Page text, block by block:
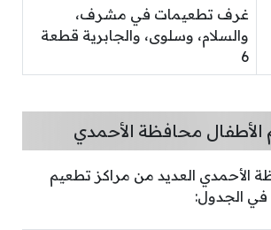
غرف تطعيمات في مشرف،
والسلام، وسلوى، والجابرية قطعة
6
الأطفال محافظة الأحمدي
الأحمدي العديد من مراكز تطعيم
في الجدول: